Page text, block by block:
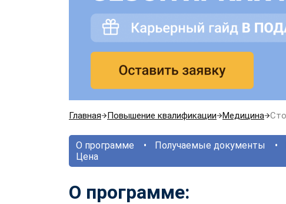
Главная Повышение квалификации Медицина
О программе Получаемые документы
Цена
О программе: